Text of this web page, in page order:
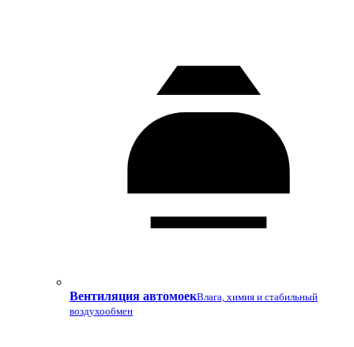
Вентиляция автомоекВлага, химия и стабильный
воздухообмен